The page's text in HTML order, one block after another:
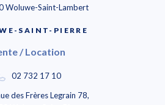
Woluwe-Saint-Lambert
SAINT-PIERRE
/ Location
02 732 17 10
des Frères Legrain 78,